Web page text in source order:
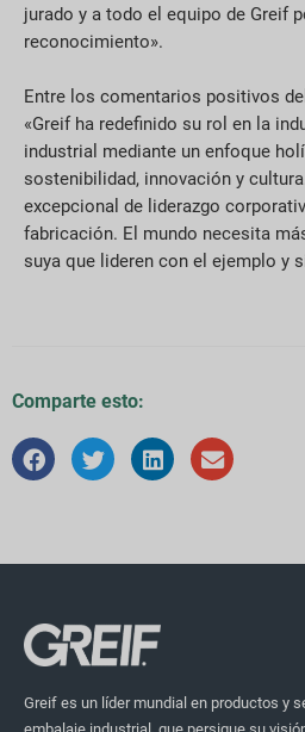
jurado y a todo el equipo de Greif
reconocimiento».
Entre los comentarios positivos
«Greif ha redefinido su rol en la
industrial mediante un enfoque
sostenibilidad, innovación y
excepcional de liderazgo
fabricación. El mundo necesita
suya que lideren con el ejemplo y
Comparte esto:
Greif es un líder mundial en productos y